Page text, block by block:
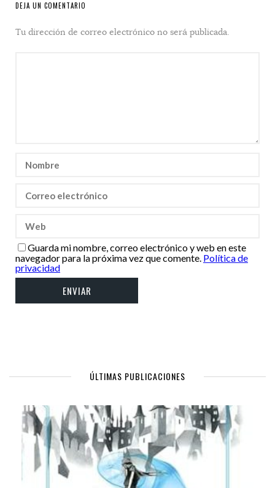
DEJA UN COMENTARIO
Tu dirección de correo electrónico no será publicada.
Guarda mi nombre, correo electrónico y web en este
navegador para la próxima vez que comente. Política de
privacidad
ÚLTIMAS PUBLICACIONES